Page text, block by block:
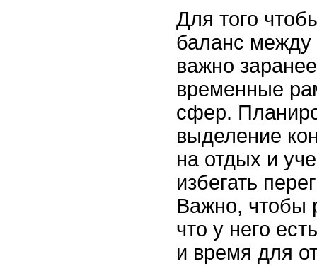
Для того
баланс между
важно
временные
сфер.
выделение
на отдых и
избегать
Важно, чтобы
что у него
и время для